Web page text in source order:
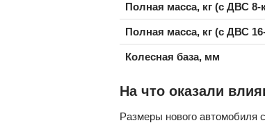
Полная масса, кг (с ДВС 8-
Полная масса, кг (с ДВС
Колесная база, мм
На что оказали
Размеры нового автомобиля